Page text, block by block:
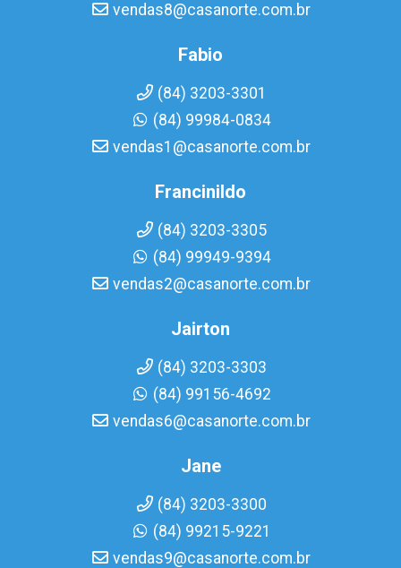
vendas8@casanorte.com.br
Fabio
(84) 3203-3301
(84) 99984-0834
vendas1@casanorte.com.br
Francinildo
(84) 3203-3305
(84) 99949-9394
vendas2@casanorte.com.br
Jairton
(84) 3203-3303
(84) 99156-4692
vendas6@casanorte.com.br
Jane
(84) 3203-3300
(84) 99215-9221
vendas9@casanorte.com.br